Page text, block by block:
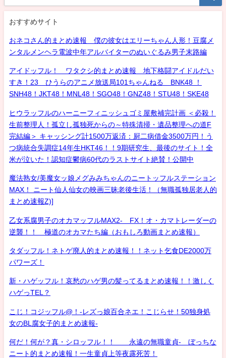
おすすめサイト
おネコさん的まとめ速報 僕の彼女はエリーちゃん人形！豆腐メ
ンタルメンヘラ電波中年アルバイターのぬいぐるみ男子末路編
アイドッフル！ ワタクシ的まとめ速報 地下格闘アイドルだい
すき！23 ひうらのアニメ放送局101ちゃんねる BNK48 ！
SNH48！JKT48！MNL48！SGO48！GNZ48！STU48！SKE48
ヒウラッフルのハーニーフィニッシュゴミ屋敷補完計画 ＜必殺！
生前整理人！孤立し孤独死からの～特殊清掃・遺品整理への道F
完結編＞ キャッシング計1500万返済：厨二病借金3500万円！う
つ病統合失調症14年生HKT46！！9期研究生、最後のサイト！全
米が泣いた！認知症鬱病60代のラストサイト絶賛！公開中
魔法熟女/美魔女ッ娘メグみみちゃんのニートッフルステーション
MAX！ ニート仙人仙女の映画三昧老後生活！（無職孤独居老人的
まとめ速報Z)]
乙女系腐男子のオカマッフルMAX2- FX！オ・カマトレーダーの
逆襲！！ 極道のオカマたち編（おもしろ動画まとめ速報）
タダッフル！ネトゲ廃人的まとめ速報！！ネット乞食DE2000万
パワーズ！
新・ハゲッフル！哀愁のハゲ男の髪ってるまとめ速報！！激しく
ハゲっTEL？
こじ！コジッフル@！-レズっ娘百合ネエ！こじらせ！50独身処
女のBL腐女子的まとめ速報-
何だ！何が？真・シロッフル！！ 永遠の無職童貞- ぼっちな
ニート的まとめ速報！一生童貞上等夜露死苦！